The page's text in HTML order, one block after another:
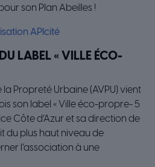
son Plan Abeilles !
APIcité
LABEL « VILLE ÉCO-
la Propreté Urbaine (AVPU) vient
son label « Ville éco-propre- 5
Côte d’Azur et sa direction de
du plus haut niveau de
l’association à une